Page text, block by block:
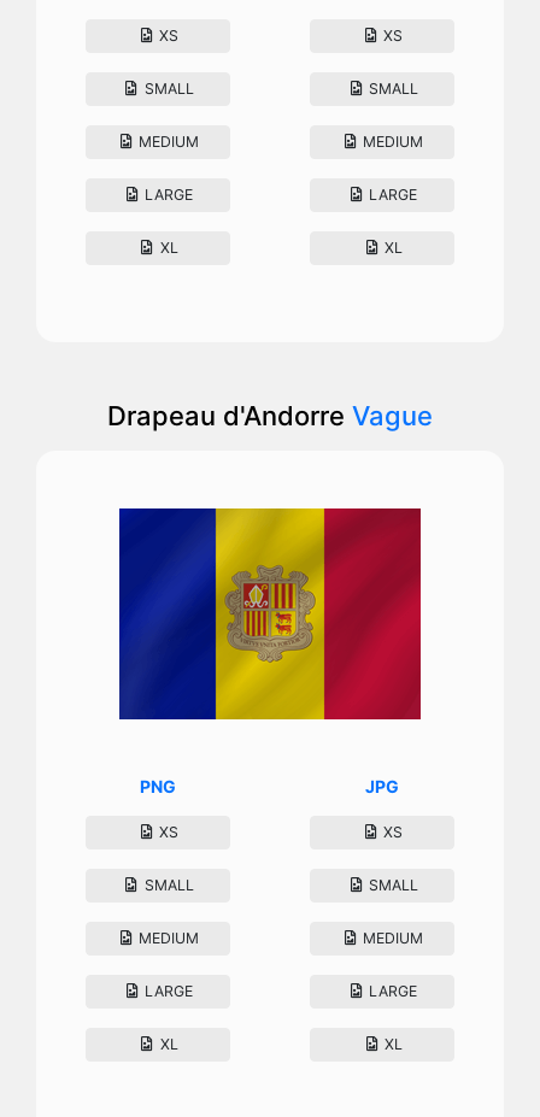
XS
SMALL
MEDIUM
LARGE
XL
XS
SMALL
MEDIUM
LARGE
XL
Drapeau d'Andorre Vague
PNG
XS
SMALL
MEDIUM
LARGE
XL
JPG
XS
SMALL
MEDIUM
LARGE
XL